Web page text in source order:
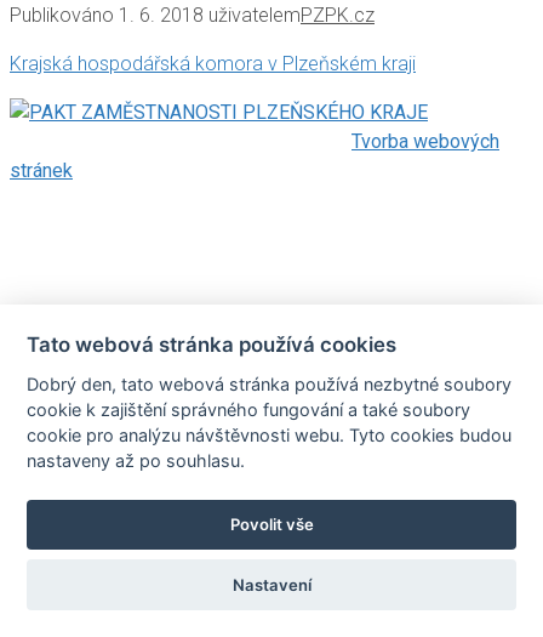
Publikováno 1. 6. 2018 uživatelemPZPK.cz
Krajská hospodářská komora v Plzeňském kraji
Tvorba webových
stránek
Tato webová stránka používá cookies
Dobrý den, tato webová stránka používá nezbytné soubory
cookie k zajištění správného fungování a také soubory
cookie pro analýzu návštěvnosti webu. Tyto cookies budou
nastaveny až po souhlasu.
Povolit vše
Nastavení